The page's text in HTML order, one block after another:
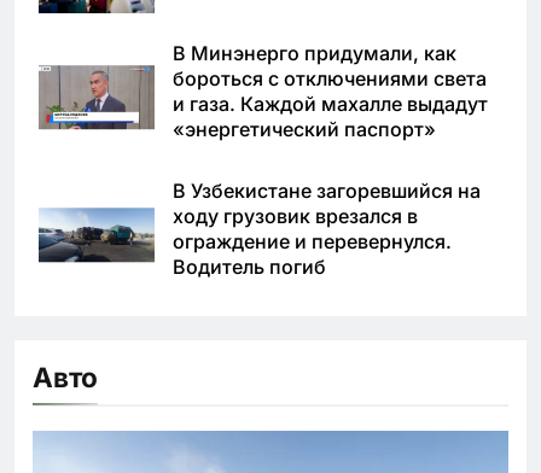
В Минэнерго придумали, как
бороться с отключениями света
и газа. Каждой махалле выдадут
«энергетический паспорт»
В Узбекистане загоревшийся на
ходу грузовик врезался в
ограждение и перевернулся.
Водитель погиб
Авто